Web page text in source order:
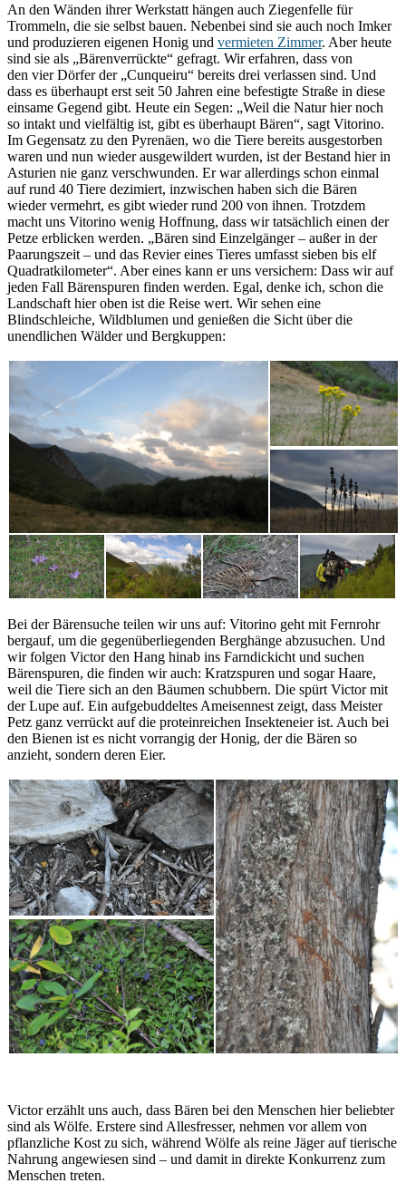
An den Wänden ihrer Werkstatt hängen auch Ziegenfelle für
Trommeln, die sie selbst bauen. Nebenbei sind sie auch noch Imker
und produzieren eigenen Honig und vermieten Zimmer. Aber heute
sind sie als „Bärenverrückte“ gefragt. Wir erfahren, dass von
den vier Dörfer der „Cunqueiru“ bereits drei verlassen sind. Und
dass es überhaupt erst seit 50 Jahren eine befestigte Straße in diese
einsame Gegend gibt. Heute ein Segen: „Weil die Natur hier noch
so intakt und vielfältig ist, gibt es überhaupt Bären“, sagt Vitorino.
Im Gegensatz zu den Pyrenäen, wo die Tiere bereits ausgestorben
waren und nun wieder ausgewildert wurden, ist der Bestand hier in
Asturien nie ganz verschwunden. Er war allerdings schon einmal
auf rund 40 Tiere dezimiert, inzwischen haben sich die Bären
wieder vermehrt, es gibt wieder rund 200 von ihnen. Trotzdem
macht uns Vitorino wenig Hoffnung, dass wir tatsächlich einen der
Petze erblicken werden. „Bären sind Einzelgänger – außer in der
Paarungszeit – und das Revier eines Tieres umfasst sieben bis elf
Quadratkilometer“. Aber eines kann er uns versichern: Dass wir auf
jeden Fall Bärenspuren finden werden. Egal, denke ich, schon die
Landschaft hier oben ist die Reise wert. Wir sehen eine
Blindschleiche, Wildblumen und genießen die Sicht über die
unendlichen Wälder und Bergkuppen:
Bei der Bärensuche teilen wir uns auf: Vitorino geht mit Fernrohr
bergauf, um die gegenüberliegenden Berghänge abzusuchen. Und
wir folgen Victor den Hang hinab ins Farndickicht und suchen
Bärenspuren, die finden wir auch: Kratzspuren und sogar Haare,
weil die Tiere sich an den Bäumen schubbern. Die spürt Victor mit
der Lupe auf. Ein aufgebuddeltes Ameisennest zeigt, dass Meister
Petz ganz verrückt auf die proteinreichen Insekteneier ist. Auch bei
den Bienen ist es nicht vorrangig der Honig, der die Bären so
anzieht, sondern deren Eier.
Victor erzählt uns auch, dass Bären bei den Menschen hier beliebter
sind als Wölfe. Erstere sind Allesfresser, nehmen vor allem von
pflanzliche Kost zu sich, während Wölfe als reine Jäger auf tierische
Nahrung angewiesen sind – und damit in direkte Konkurrenz zum
Menschen treten.